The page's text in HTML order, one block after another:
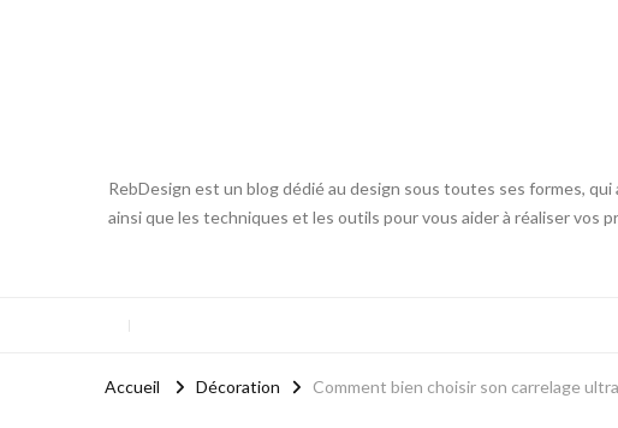
RebDesign est un blog dédié au design sous toutes ses formes,
ainsi que les techniques et les outils pour vous aider à réaliser vos
Accueil Décoration Comment bien choisir son carrelage